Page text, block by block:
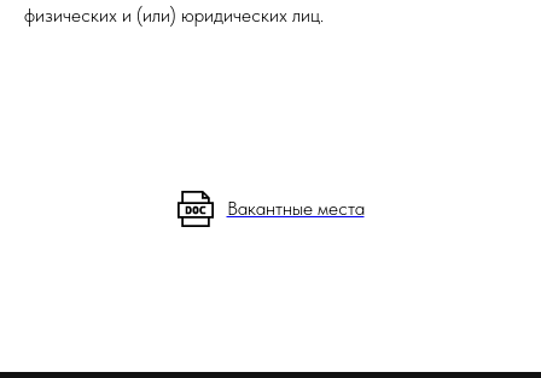
физических и (или) юридических лиц.
Вакантные места